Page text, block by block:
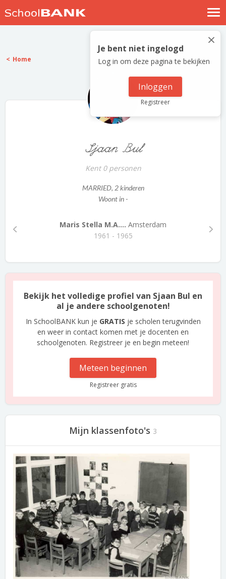
Nostalgische verhalen
Log in
Meld je gratis aan
×
Je bent niet ingelogd
Log in om deze pagina te bekijken
Inloggen
Registreer
Home
Sjaan Bul
Kent 0 personen
MARRIED, 2 kinderen
Woont in -
Maris Stella M.A.... Amsterdam
1961 - 1965
Bekijk het volledige profiel van Sjaan Bul en
al je andere schoolgenoten!
In SchoolBANK kun je GRATIS je scholen terugvinden
en weer in contact komen met je docenten en
schoolgenoten. Registreer je en begin meteen!
Meteen beginnen
Registreer gratis
Mijn klassenfoto's 3